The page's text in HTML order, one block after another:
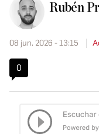
Rubén
08 jun. 2026 - 13:15
0